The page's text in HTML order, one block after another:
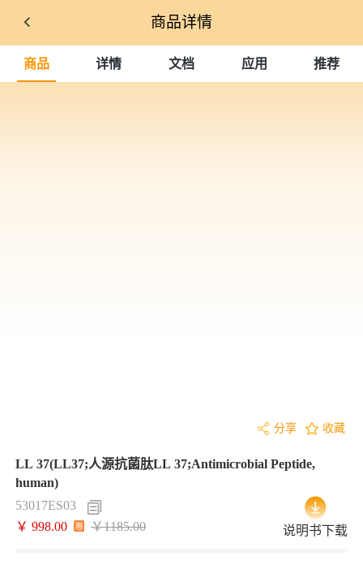
商品详情
商品 详情 文档 应用 推荐
分享 收藏
LL 37(LL37;人源抗菌肽LL 37;Antimicrobial Peptide,
human)
53017ES03
￥ 998.00
￥1185.00 说明书下载